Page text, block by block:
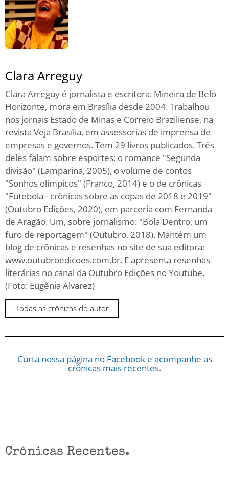
Clara Arreguy
Clara Arreguy é jornalista e escritora. Mineira de Belo
Horizonte, mora em Brasília desde 2004. Trabalhou
nos jornais Estado de Minas e Correio Braziliense, na
revista Veja Brasília, em assessorias de imprensa de
empresas e governos. Tem 29 livros publicados. Três
deles falam sobre esportes: o romance "Segunda
divisão" (Lamparina, 2005), o volume de contos
"Sonhos olímpicos" (Franco, 2014) e o de crônicas
"Futebola - crônicas sobre as copas de 2018 e 2019"
(Outubro Edições, 2020), em parceria com Fernanda
de Aragão. Um, sobre jornalismo: "Bola Dentro, um
furo de reportagem" (Outubro, 2018). Mantém um
blog de crônicas e resenhas no site de sua editora:
www.outubroedicoes.com.br. E apresenta resenhas
literárias no canal da Outubro Edições no Youtube.
(Foto: Eugênia Alvarez)
Todas as crônicas do autor
Curta nossa página no Facebook e acompanhe as
crônicas mais recentes.
Crônicas Recentes.